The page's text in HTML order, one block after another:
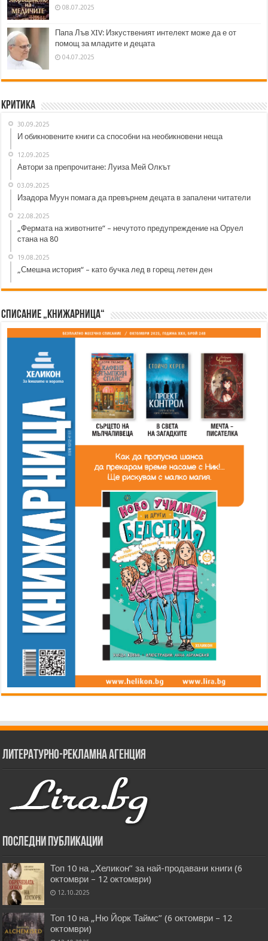
08.07.2025
Папа Лъв XIV: Изкуственият интелект може да е от
помощ за младите и децата
04.07.2025
Критика
30.09.2025
И обикновените книги са способни на необикновени неща
12.09.2025
Автори за препрочитане: Луиза Мей Олкът
03.09.2025
Изадора Муун помага да превърнем децата в запалени читатели
22.08.2025
„Фермата на животните“ – нечутото предупреждение на Оруел
стана на 80
19.08.2025
„Смешна история“ – като бучка лед в горещ летен ден
Списание „Книжарница“
Литературно-рекламна агенция
Последни публикации
Топ 10 на „Хеликон” за най-продавани книги (6
октомври – 12 октомври)
12.10.2025
Топ 10 на „Ню Йорк Таймс” (6 октомври – 12
октомври)